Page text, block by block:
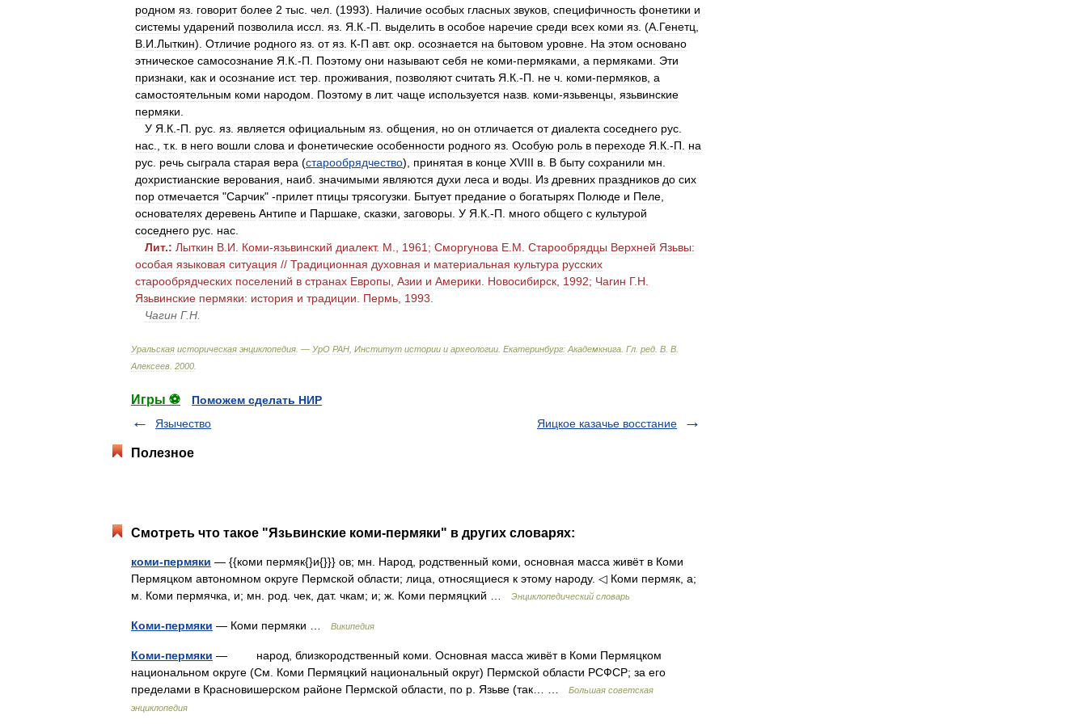
родном яз говорит более 2 тыс чел . (1993). Наличие особых гласных звуков специфичность фонетики и
системы ударений позволила иссл яз Я К .-П выделить в особое наречие среди всех коми яз . (А Генетц
В И Лыткин). Отличие родного яз от яз К-П авт. окр осознается на бытовом уровне На этом основано
этническое самосознание Я К .-П Поэтому они называют себя не коми-пермяками а пермяками
Эти
признаки
как и осознание ист. тер проживания позволяют считать Я К .-П не ч коми-пермяков а
самостоятельным коми народом Поэтому в лит. чаще используется назв коми-язьвенцы язьвинские
пермяки
У Я К .-П рус яз является официальным яз общения но он отличается от диалекта соседнего рус
нас
т.к в него вошли слова и фонетические особенности родного яз Особую роль в переходе Я К .-П
на
рус речь сыграла старая вера (старообрядчество), принятая в конце XVIII в В быту сохранили мн
дохристианские верования наиб значимыми являются духи леса и воды Из древних праздников до сих
пор отмечается "Сарчик" -прилет птицы трясогузки Бытует предание о богатырях Полюде и Пеле
основателях деревень Антипе и Паршаке сказки заговоры У Я К .-П много общего с культурой
соседнего рус нас
Лит.: Лыткин В И Коми-язьвинский диалект. М 1961 ; Сморгунова Е М Старообрядцы Верхней Язьвы:
особая языковая ситуация // Традиционная духовная и материальная культура русских
старообрядческих поселений в странах Европы Азии и Америки Новосибирск 1992; Чагин Г.Н
Язьвинские пермяки: история и традиции Пермь 1993
Чагин Г.Н
Уральская историческая энциклопедия . — УрО РАН Институт истории и археологии Екатеринбург: Академкнига Гл ред В В
Алексеев 2000
Игры ⚽
Поможем сделать НИР
Язычество
Яицкое казачье восстание
Полезное
Смотреть что такое "Язьвинские коми-пермяки" в других словарях:
коми-пермяки — {{коми пермяк{}и{}}} ов; мн. Народ, родственный коми, основная масса живёт в Коми
Пермяцком автономном округе Пермской области; лица, относящиеся к этому народу. ◁ Коми пермяк, а;
м. Коми пермячка, и; мн. род. чек, дат. чкам; и; ж. Коми пермяцкий …
Энциклопедический словарь
Коми-пермяки — Коми пермяки … Википедия
Коми-пермяки — народ, близкородственный коми. Основная масса живёт в Коми Пермяцком
национальном округе (См. Коми Пермяцкий национальный округ) Пермской области РСФСР; за его
пределами в Красновишерском районе Пермской области, по р. Язьве (так… …
Большая советская
энциклопедия